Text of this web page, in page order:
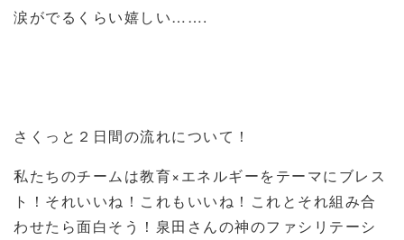
涙がでるくらい嬉しい…….
さくっと２日間の流れについて！
私たちのチームは教育×エネルギーをテーマにブレス
ト！それいいね！これもいいね！これとそれ組み合
わせたら面白そう！泉田さんの神のファシリテーシ